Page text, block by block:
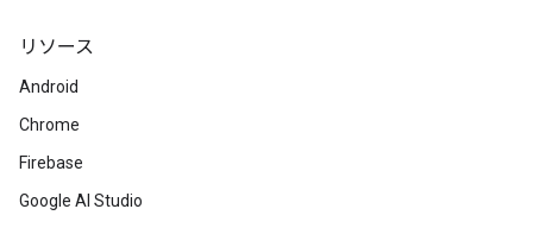
リソース
Android
Chrome
Firebase
Google AI Studio